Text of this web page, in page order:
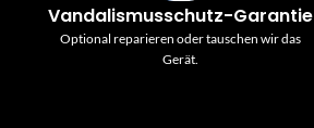
Vandalismusschutz-Garantie
Optional reparieren oder tauschen wir das
Gerät.